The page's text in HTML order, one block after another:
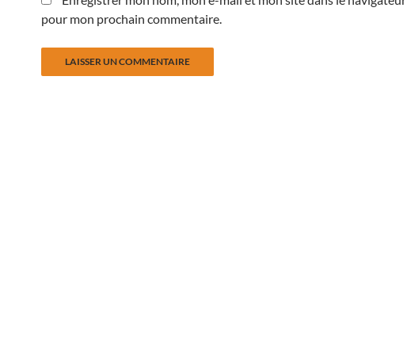
pour mon prochain commentaire.